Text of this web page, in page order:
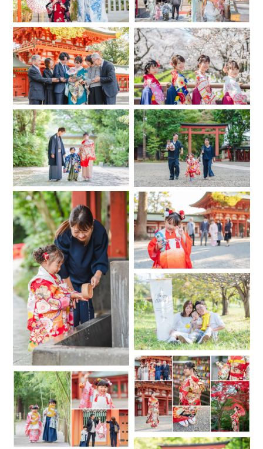
・撮影許可について
・キャンセル料、日程変更、雨天時の対応について
- - - - - - - - - -
◆ごあいさつ/自己紹介
.
はじめまして！あきと申します。
ページをご覧いただきありがとうございます❁.｡.*･ﾟ
東京生まれ・東京育ち、現在は埼玉県に住んでおります。
家族・七五三・お誕生日・カップル・フレンドフォトなど
様々なシーンを撮影しております♬中でも家族写真が得意で
す(*^^*)
ロケーションフォトでは明るく鮮やかな写真を、ニューボー
ンフォトは作りこみ過ぎないナチュラルな写真を撮るのが得
意です♬.*ﾟ
小学校・中学校の教員免許を持っておりますので小さいお子
様への対応はもちろん、人見知りや思春期なお子様・表情が
かたくなってしまいがちな親御様、ぜひおまかせください♪
出張撮影が初めての方も慣れていない方も、立ち位置やポー
ズなどこちらからご提案致しますのでご安心ください✨もち
ろんリクエストも大歓迎です！撮影したいイメージ画像等ご
ざいましたら撮影させて頂きますのでお気軽にご相談くださ
い♬
動物も大好きですのでペットとの撮影も大歓迎です。特に猫
が好きです♡（現在自宅でペットは飼っておりませんので、
アレルギーの方もご安心ください）